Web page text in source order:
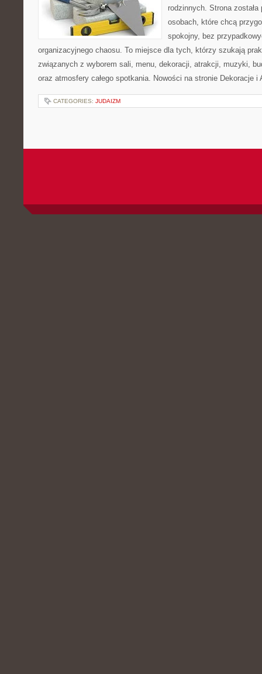
rodzinnych. Strona
osobach, które chcą
spokojny, bez
organizacyjnego chaosu. To miejsce dla tych, którzy szukają
związanych z wyborem sali, menu, dekoracji, atrakcji, muzyki,
oraz atmosfery całego spotkania. Nowości na stronie Dekoracje
CATEGORIES: JUDAIZM